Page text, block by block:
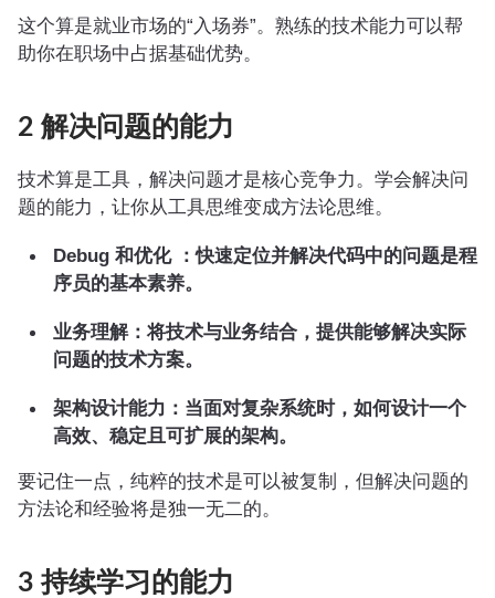
这个算是就业市场的“入场券”。熟练的技术能力可以帮
助你在职场中占据基础优势。
2 解决问题的能力
技术算是工具，解决问题才是核心竞争力。学会解决问
题的能力，让你从工具思维变成方法论思维。
Debug 和优化 ：快速定位并解决代码中的问题是程
序员的基本素养。
业务理解：将技术与业务结合，提供能够解决实际
问题的技术方案。
架构设计能力：当面对复杂系统时，如何设计一个
高效、稳定且可扩展的架构。
要记住一点，纯粹的技术是可以被复制，但解决问题的
方法论和经验将是独一无二的。
3 持续学习的能力